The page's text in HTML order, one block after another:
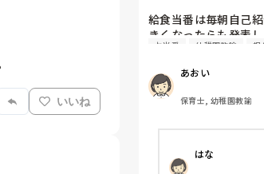
いいね
が、普段このような
な関わりをしたらい
給食当番は毎朝自己
きくなったらも発表
スや仮面ライダー、
きくなったら○○先生(
ひとりで心の中舞い
他の先生に言うと自
せてください！嬉し
お当番 幼稚園教諭 担
あおい
保育士, 幼稚園教諭
はな